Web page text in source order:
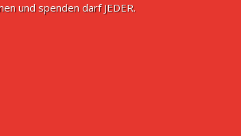
und spenden darf JEDER.